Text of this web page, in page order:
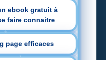
ebook gratuit à
faire connaitre
page efficaces